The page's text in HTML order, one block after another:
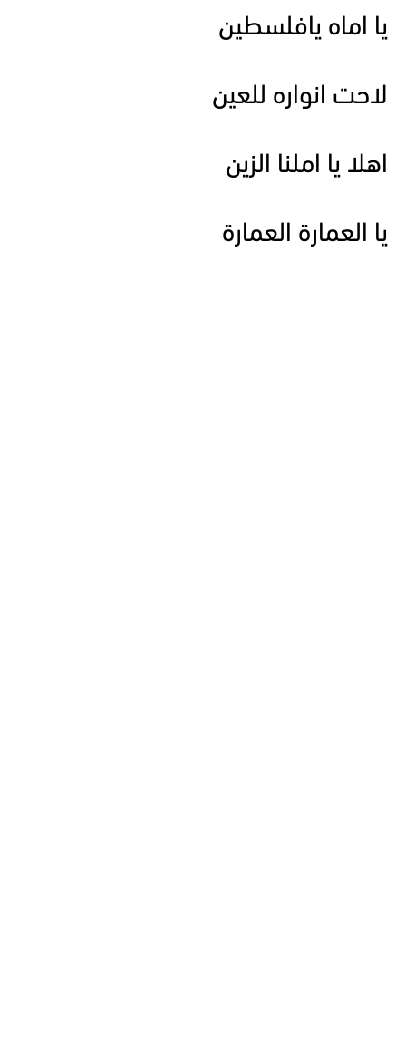
يا اماه يافلسطين
لاحت انواره للعين
اهلا يا املنا الزين
يا العمارة العمارة